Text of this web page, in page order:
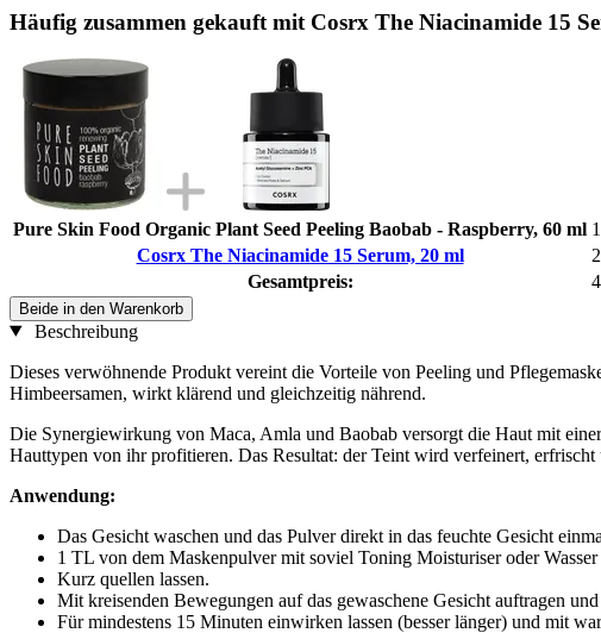
Häufig zusammen gekauft mit Cosrx The Niacinamide 15
Pure Skin Food Organic Plant Seed Peeling Baobab - Raspberry, 60 ml
Cosrx The Niacinamide 15 Serum, 20 ml
Gesamtpreis:
Beide in den Warenkorb
Beschreibung
Dieses verwöhnende Produkt vereint die Vorteile von Peeling und
Himbeersamen, wirkt klärend und gleichzeitig nährend.
Die Synergiewirkung von Maca, Amla und Baobab versorgt die Haut mit
Hauttypen von ihr profitieren. Das Resultat: der Teint wird verfeinert, erfrischt
Anwendung:
Das Gesicht waschen und das Pulver direkt in das feuchte Gesicht
1 TL von dem Maskenpulver mit soviel Toning Moisturiser oder Wasser
Kurz quellen lassen.
Mit kreisenden Bewegungen auf das gewaschene Gesicht auftragen und
Für mindestens 15 Minuten einwirken lassen (besser länger) und mit